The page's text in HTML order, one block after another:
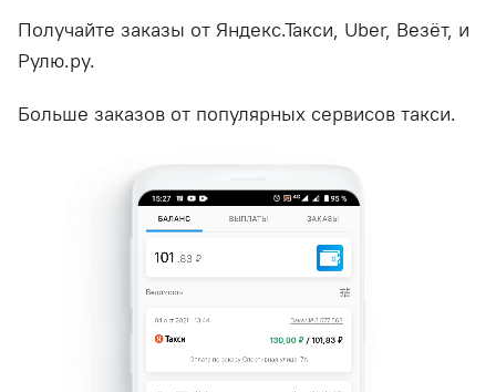
Получайте заказы от Яндекс.Такси, Uber, Везёт, и
Рулю.ру.
Больше заказов от популярных сервисов такси.